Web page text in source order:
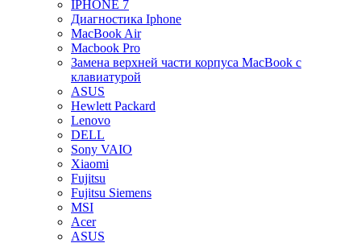
IPHONE 7
Диагностика Iphone
MacBook Air
Macbook Pro
Замена верхней части корпуса MacBook с
клавиатурой
ASUS
Hewlett Packard
Lenovo
DELL
Sony VAIO
Xiaomi
Fujitsu
Fujitsu Siemens
MSI
Acer
ASUS